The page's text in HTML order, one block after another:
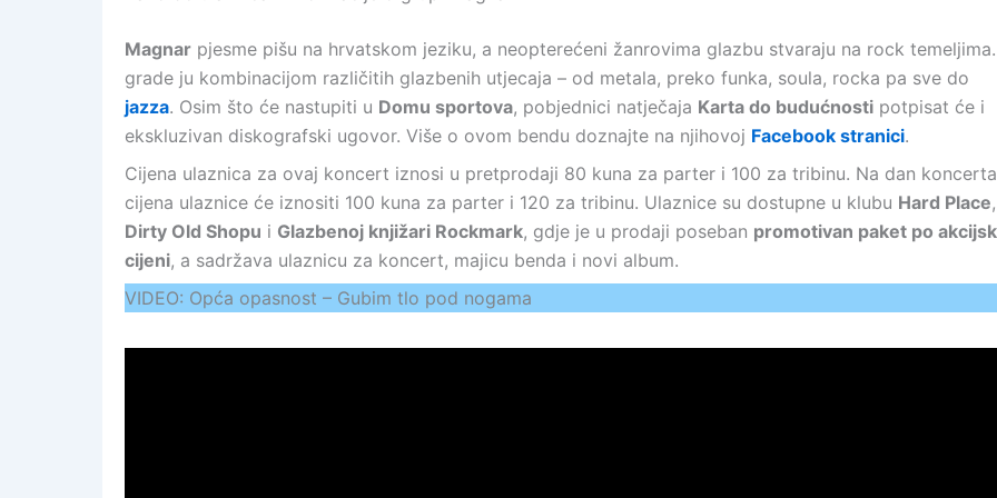
Magnar pjesme pišu na hrvatskom jeziku, a neopterećeni žanrovima glazbu stvaraju na rock
grade ju kombinacijom različitih glazbenih utjecaja – od metala, preko funka, soula, rocka pa sve do
jazza. Osim što će nastupiti u Domu sportova, pobjednici natječaja Karta do budućnosti potpisat će i
ekskluzivan diskografski ugovor. Više o ovom bendu doznajte na njihovoj Facebook stranici.
Cijena ulaznica za ovaj koncert iznosi u pretprodaji 80 kuna za parter i 100 za tribinu. Na dan koncerta
cijena ulaznice će iznositi 100 kuna za parter i 120 za tribinu. Ulaznice su dostupne u klubu Hard Place,
Dirty Old Shopu i Glazbenoj knjižari Rockmark, gdje je u prodaji poseban promotivan paket po
cijeni, a sadržava ulaznicu za koncert, majicu benda i novi album.
VIDEO: Opća opasnost – Gubim tlo pod nogama